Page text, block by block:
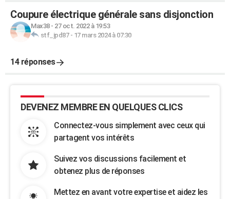
Coupure électrique générale sans disjonction
Max38- 27 oct. 2022 à 19:53
stf_jpd87- 17 mars 2024 à 07:30
14 réponses
DEVENEZ MEMBRE EN QUELQUES CLICS
Connectez-vous simplement avec ceux qui
partagent vos intérêts
Suivez vos discussions facilement et
obtenez plus de réponses
Mettez en avant votre expertise et aidez les